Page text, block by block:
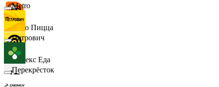
Додо Пицца
Яндекс Еда
Metro
Петрович
Перекрёсток